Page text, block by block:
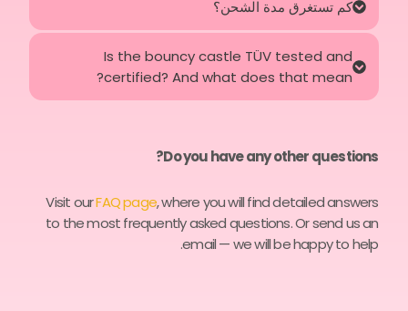
كم تستغرق مدة الشحن؟
Is the bouncy castle TÜV tested and
certified? And what does that mean?
Do you have any other questions?
Visit ourFAQ page, where you will find detailed answers
to the most frequently asked questions. Or send us an
email — we will be happy to help.